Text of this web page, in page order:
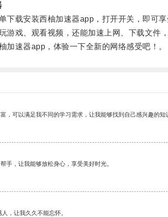
载安装西柚加速器app，打开开关，即可享
戏、观看视频，还能加速上网、下载文件，
速器app，体验一下全新的网络感受吧！。
，可以满足我不同的学习需求，让我能够找到自己感兴趣的知
手，让我能够放松身心，享受美好时光。
，让我久久不能忘怀。